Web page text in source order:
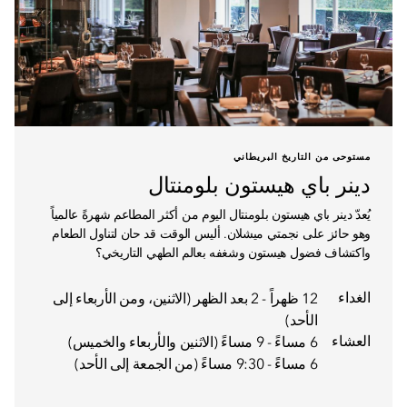
مستوحى من التاريخ البريطاني
دينر باي هيستون بلومنتال
يُعدّ دينر باي هيستون بلومنتال اليوم من أكثر المطاعم شهرةً عالمياً
وهو حائز على نجمتي ميشلان. أليس الوقت قد حان لتناول الطعام
واكتشاف فضول هيستون وشغفه بعالم الطهي التاريخي؟
الغداء
12 ظهراً - 2 بعد الظهر (الاثنين، ومن الأربعاء إلى
الأحد)
العشاء
6 مساءً - 9 مساءً (الاثنين والأربعاء والخميس)
6 مساءً - 9:30 مساءً (من الجمعة إلى الأحد)